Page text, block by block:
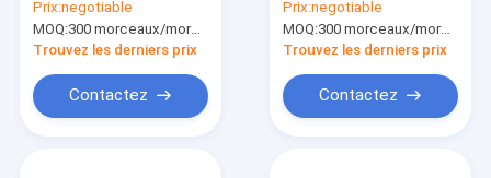
Demandez une citation
Matériel de filtres à air
filtre à air ignifuge
Prix:negotiable
MOQ:300 morceaux/morceaux (Min. Order)
Trouvez les derniers prix
Contactez
l'unité centrale
K2241
Prix:negotiable
MOQ:300 morceaux/morceaux (Min. Order)
Trouvez les derniers prix
Contactez